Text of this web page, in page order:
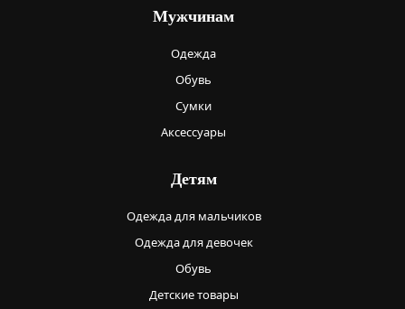
Мужчинам
Одежда
Обувь
Сумки
Аксессуары
Детям
Одежда для мальчиков
Одежда для девочек
Обувь
Детские товары